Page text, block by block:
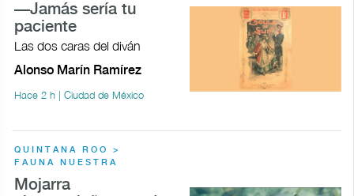
—Jamás sería tu
paciente
Las dos caras del diván
Alonso Marín Ramírez
Hace 2 h | Ciudad de México
QUINTANA ROO >
FAUNA NUESTRA
Mojarra